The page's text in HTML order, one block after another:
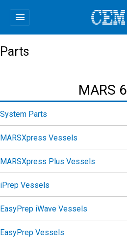
menu
Parts
MARS 6
System Parts
MARSXpress Vessels
MARSXpress Plus Vessels
iPrep Vessels
EasyPrep iWave Vessels
EasyPrep Vessels